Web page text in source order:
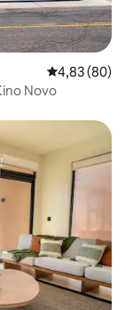
4,83 de uma
4,83 (80)
Novo